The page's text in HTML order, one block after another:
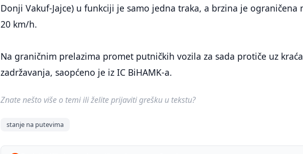
Donji Vakuf-Jajce) u funkciji je samo jedna traka, a brzina je ograničena
20 km/h.
Na graničnim prelazima promet putničkih vozila za sada protiče uz kraća
zadržavanja, saopćeno je iz IC BiHAMK-a.
Znate nešto više o temi ili želite prijaviti grešku u tekstu?
stanje na putevima